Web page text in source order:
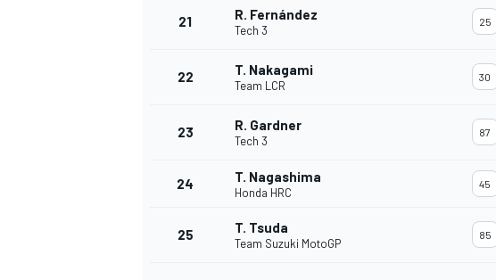
21 R. Fernández
Tech 3
25
22 T. Nakagami
Team LCR
30
23 R. Gardner
Tech 3
87
24 T. Nagashima
Honda HRC
45
25 T. Tsuda
Team Suzuki MotoGP
85